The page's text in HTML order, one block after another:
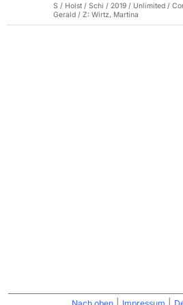
S / Holst / Schi / 2019 / Unlimited /
Gerald / Z: Wirtz, Martina